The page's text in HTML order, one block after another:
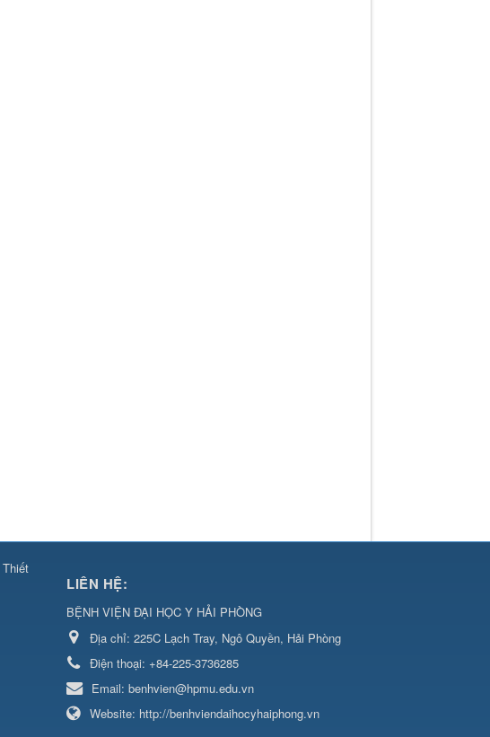
Thiết
LIÊN HỆ:
BỆNH VIỆN ĐẠI HỌC Y HẢI PHÒNG
Địa chỉ: 225C Lạch Tray, Ngô Quyền, Hải Phòng
Điện thoại: +84-225-3736285
Email: benhvien@hpmu.edu.vn
Website: http://benhviendaihocyhaiphong.vn